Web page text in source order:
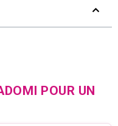
POUR UN